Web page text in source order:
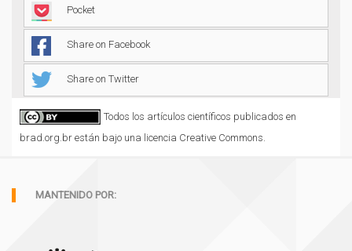
Pocket
Share on Facebook
Share on Twitter
Todos los artículos científicos publicados en
brad.org.br están bajo una licencia Creative Commons.
MANTENIDO POR: